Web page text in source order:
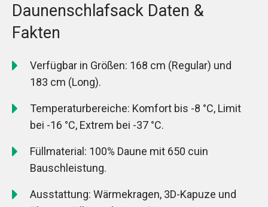
Daunenschlafsack Daten &
Fakten
Verfügbar in Größen: 168 cm (Regular) und
183 cm (Long).
Temperaturbereiche: Komfort bis -8 °C, Limit
bei -16 °C, Extrem bei -37 °C.
Füllmaterial: 100% Daune mit 650 cuin
Bauschleistung.
Ausstattung: Wärmekragen, 3D-Kapuze und